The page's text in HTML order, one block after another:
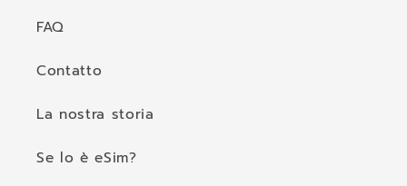
FAQ
Contatto
La nostra storia
Se lo è eSim?